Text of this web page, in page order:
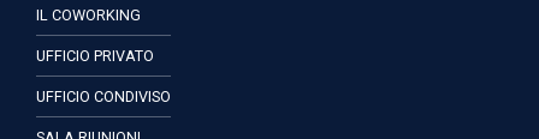
IL COWORKING
UFFICIO PRIVATO
UFFICIO CONDIVISO